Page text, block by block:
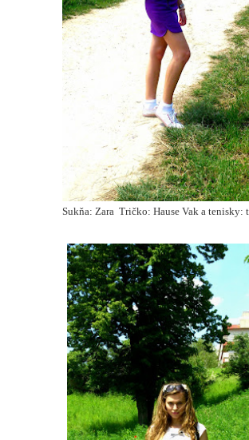
Sukňa: Zara Tričko: Hause Vak a tenisky: